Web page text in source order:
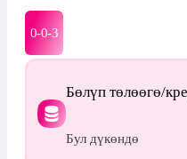
0-0-3
Бөлүп төлөөгө/
Бул дүкөндө